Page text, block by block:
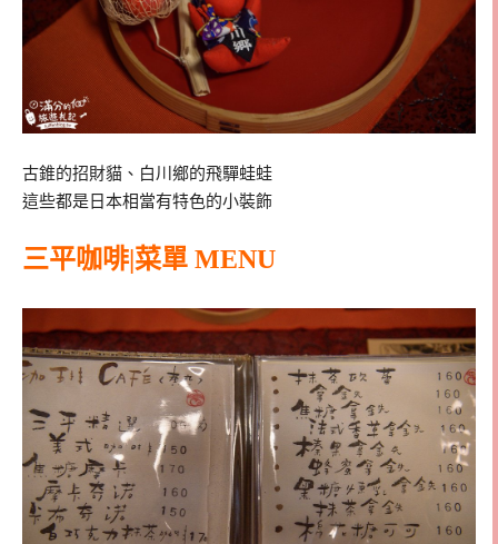
古錐的招財貓、白川鄉的飛驒蛙蛙
這些都是日本相當有特色的小裝飾
三平咖啡|菜單 MENU